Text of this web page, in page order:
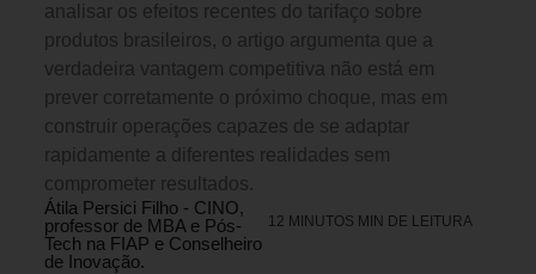
analisar os efeitos recentes do tarifaço sobre
produtos brasileiros, o artigo argumenta que a
verdadeira vantagem competitiva não está em
prever corretamente o próximo choque, mas em
construir operações capazes de se adaptar
rapidamente a diferentes realidades sem
comprometer resultados.
Átila Persici Filho - CINO,
professor de MBA e Pós-
Tech na FIAP e Conselheiro
de Inovação.
12 MINUTOS MIN DE LEITURA